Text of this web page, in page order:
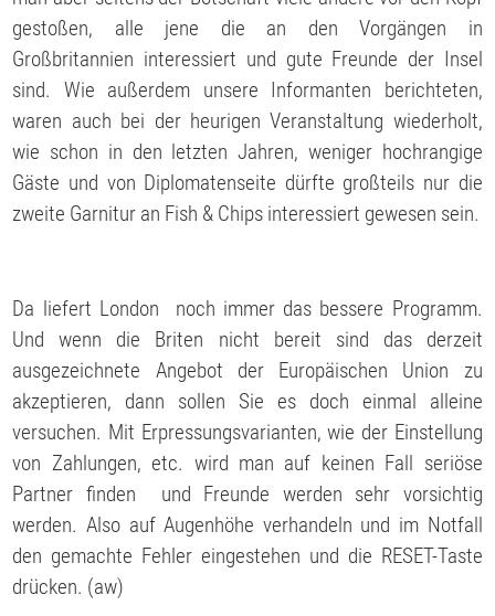
gestoßen, alle jene die an den Vorgängen in
Großbritannien interessiert und gute Freunde der Insel
sind. Wie außerdem unsere Informanten berichteten,
waren auch bei der heurigen Veranstaltung wiederholt,
wie schon in den letzten Jahren, weniger hochrangige
Gäste und von Diplomatenseite dürfte großteils nur die
zweite Garnitur an Fish & Chips interessiert gewesen sein.
Da liefert London noch immer das bessere Programm.
Und wenn die Briten nicht bereit sind das derzeit
ausgezeichnete Angebot der Europäischen Union zu
akzeptieren, dann sollen Sie es doch einmal alleine
versuchen. Mit Erpressungsvarianten, wie der Einstellung
von Zahlungen, etc. wird man auf keinen Fall seriöse
Partner finden und Freunde werden sehr vorsichtig
werden. Also auf Augenhöhe verhandeln und im Notfall
den gemachte Fehler eingestehen und die RESET-Taste
drücken. (aw)